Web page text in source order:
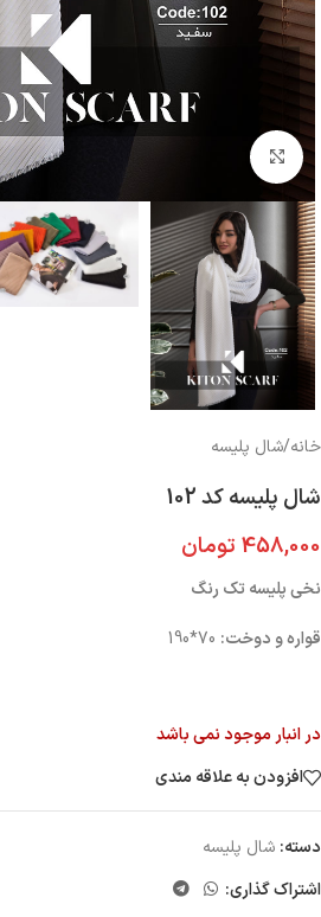
بزرگنمایی تصویر
خانه/شال پلیسه
شال پلیسه کد 102
458,000 تومان
نخی پلیسه تک رنگ
قواره و دوخت:
در انبار موجود نمی باشد
افزودن به علاقه مندی
دسته: شال پلیسه
اشتراک گذاری: